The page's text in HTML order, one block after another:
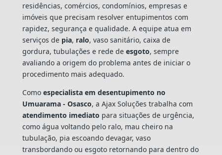
residências, comércios, condomínios, empresas e
imóveis que precisam resolver entupimentos com
rapidez, segurança e qualidade. A equipe atua em
serviços de pia, ralo, vaso sanitário, caixa de
gordura, tubulações e rede de esgoto, sempre
avaliando a origem do problema antes de iniciar o
procedimento mais adequado.
Como especialista em desentupimento no
Umuarama - Osasco, a Ajax Soluções trabalha com
atendimento imediato para situações de urgência,
como água voltando pelo ralo, mau cheiro na
tubulação, pia escoando devagar, vaso
transbordando ou esgoto retornando para dentro do